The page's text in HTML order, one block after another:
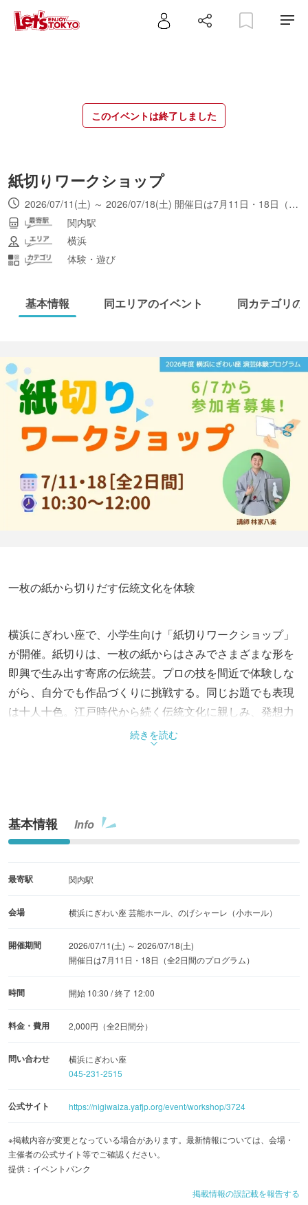
このイベントは終了しました
紙切りワークショップ
2026/07/11(土) ～ 2026/07/18(土) 開催日は7月11日・18日（全2日間のプログラム）
関内駅
横浜
体験・遊び
基本情報 同エリアのイベント 同カテゴリの
一枚の紙から切りだす伝統文化を体験
横浜にぎわい座で、小学生向け「紙切りワークショップ」
が開催。紙切りは、一枚の紙からはさみでさまざまな形を
即興で生み出す寄席の伝統芸。プロの技を間近で体験しな
がら、自分でも作品づくりに挑戦する。同じお題でも表現
は十人十色。江戸時代から続く伝統文化に親しみ、発想力
続きを読む
基本情報 Info
最寄駅 関内駅
会場 横浜にぎわい座 芸能ホール、のげシャーレ（小ホール）
開催期間
2026/07/11(土) ～ 2026/07/18(土)
開催日は7月11日・18日（全2日間のプログラム）
時間 開始 10:30 / 終了 12:00
料金・費用 2,000円（全2日間分）
問い合わせ
横浜にぎわい座
045-231-2515
公式サイト https://nigiwaiza.yafjp.org/event/workshop/3724
※掲載内容が変更となっている場合があります。最新情報については、会場・
主催者の公式サイト等でご確認ください。
提供：イベントバンク
掲載情報の誤記載を報告する